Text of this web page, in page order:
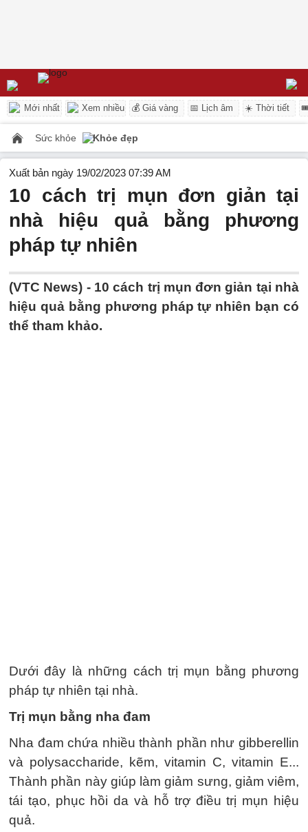
Mới nhất Xem nhiều 💰 Giá vàng 📅 Lịch âm ☀️ Thời tiết
Sức khỏe Khỏe đẹp
Xuất bản ngày 19/02/2023 07:39 AM
10 cách trị mụn đơn giản tại
nhà hiệu quả bằng phương
pháp tự nhiên
(VTC News) - 10 cách trị mụn đơn giản tại nhà
hiệu quả bằng phương pháp tự nhiên bạn có
thể tham khảo.
Dưới đây là những cách trị mụn bằng phương
pháp tự nhiên tại nhà.
Trị mụn bằng nha đam
Nha đam chứa nhiều thành phần như gibberellin
và polysaccharide, kẽm, vitamin C, vitamin E...
Thành phần này giúp làm giảm sưng, giảm viêm,
tái tạo, phục hồi da và hỗ trợ điều trị mụn hiệu
quả.